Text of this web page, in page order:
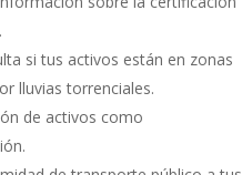
si tus activos están en zonas
lluvias torrenciales.
de activos como